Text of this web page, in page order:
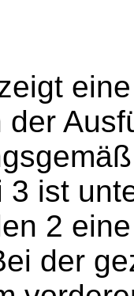
3 ist
2
der